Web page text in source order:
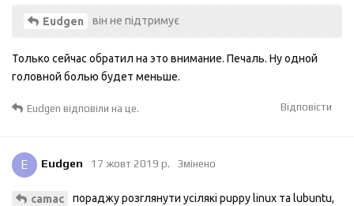
Eudgen він не підтримує
Только сейчас обратил на это внимание. Печаль. Ну одной
головной болью будет меньше.
Відповісти
Eudgen відповіли на це.
E Eudgen 17 жовт 2019 р. Змінено
camac
пораджу розглянути усілякі puppy linux та lubuntu,